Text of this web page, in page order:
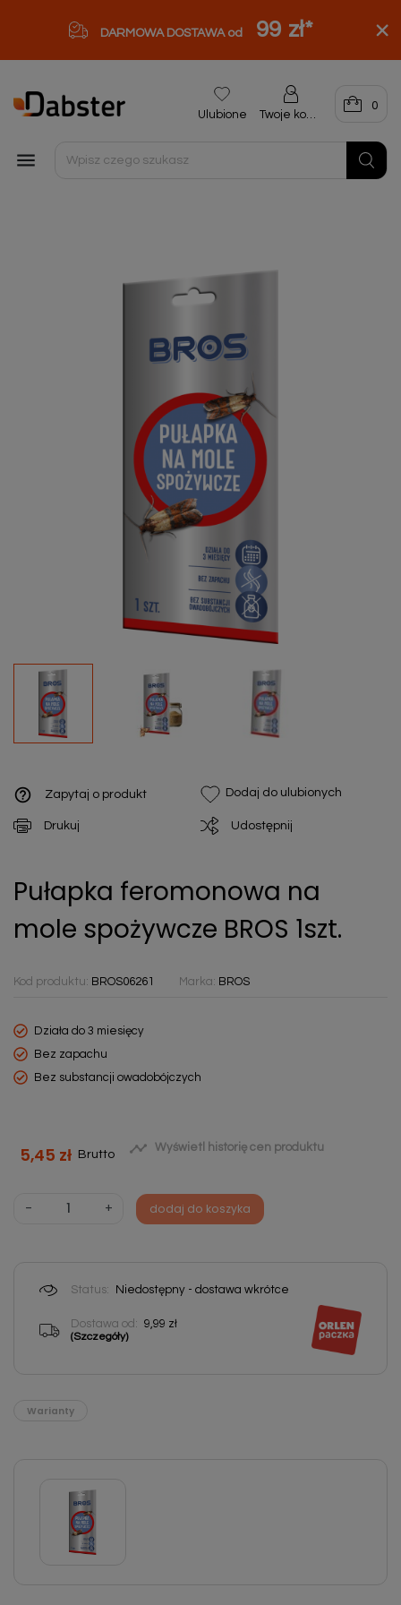
DARMOWA DOSTAWA od 99 zł*

Ulubione Twoje konto
0
help_outline Zapytaj o produkt Dodaj do ulubionych
Drukuj Udostępnij
Pułapka feromonowa na
mole spożywcze BROS 1szt.
Kod produktu: BROS06261 Marka: BROS
Działa do 3 miesięcy
Bez zapachu
Bez substancji owadobójczych
5,45 zł Brutto  Wyświetl historię cen produktu
- + dodaj do koszyka
Status: Niedostępny - dostawa wkrótce
Dostawa od: 9,99 zł
(Szczegóły)
Warianty